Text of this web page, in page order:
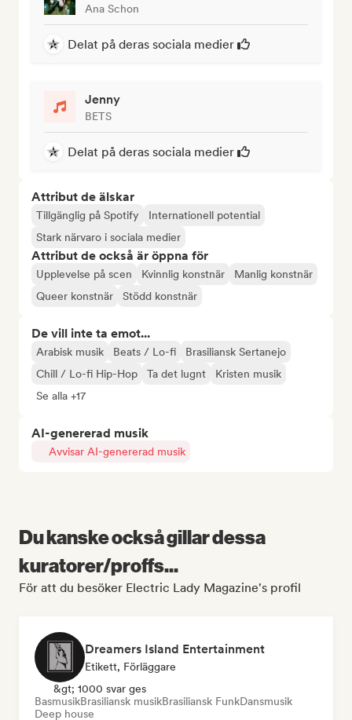
Ana Schon
Delat på deras sociala medier
Jenny
BETS
Delat på deras sociala medier
Attribut de älskar
Tillgänglig på Spotify
Internationell potential
Stark närvaro i sociala medier
Attribut de också är öppna för
Upplevelse på scen Kvinnlig konstnär
Manlig konstnär
Queer konstnär
Stödd konstnär
De vill inte ta emot...
Arabisk musik Beats / Lo-fi
Brasiliansk Sertanejo
Chill / Lo-fi Hip-Hop
Ta det lugnt
Kristen musik
Se alla +17
AI-genererad musik
Avvisar AI-genererad musik
Du kanske också gillar dessa
kuratorer/proffs...
För att du besöker Electric Lady Magazine's profil
Dreamers Island Entertainment
Etikett, Förläggare
&gt; 1000 svar ges
BasmusikBrasiliansk musikBrasiliansk FunkDansmusik
Deep house